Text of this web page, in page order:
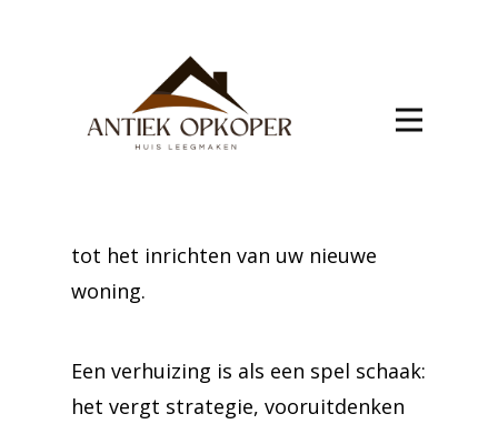
beste ondersteuning. Onze
medewerkers zorgen voor een
naadloze overgang, met services die
tot het inrichten van uw nieuwe
woning.
Een verhuizing is als een spel schaak:
het vergt strategie, vooruitdenken